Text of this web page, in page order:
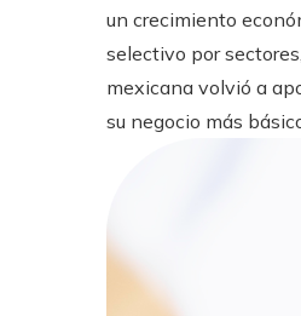
un crecimiento
selectivo por
mexicana volvió a
su negocio más